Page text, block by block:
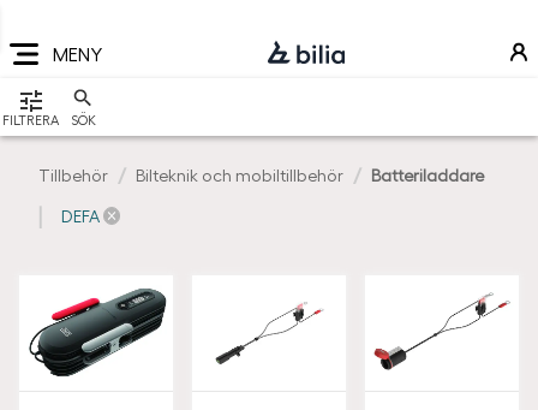
huvudmeny
innehåll
sidfot MENY
VISA
FILTRERA SÖK
Tillbehör Bilteknik och mobiltillbehör
Batteriladdare
DEFA